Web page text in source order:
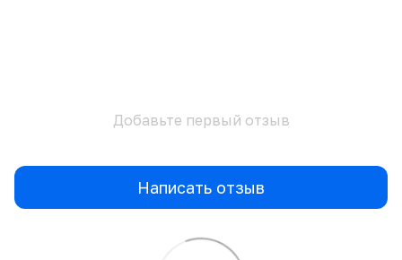
Добавьте первый отзыв
Написать отзыв